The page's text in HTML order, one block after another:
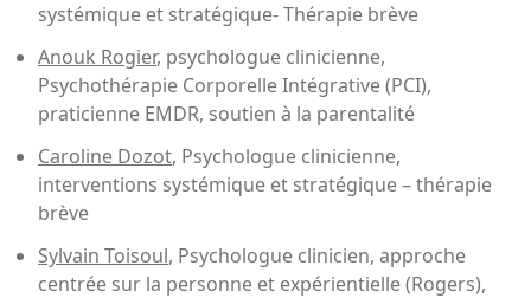
systémique et stratégique- Thérapie brève
Anouk Rogier, psychologue clinicienne,
Psychothérapie Corporelle Intégrative (PCI),
praticienne EMDR, soutien à la parentalité
Caroline Dozot, Psychologue clinicienne,
interventions systémique et stratégique – thérapie
brève
Sylvain Toisoul, Psychologue clinicien, approche
centrée sur la personne et expérientielle (Rogers),